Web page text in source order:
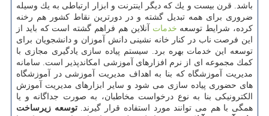
باشد. قرن بیست و یك كه دیگر اینترنت و ابزار ارتباطی به یك وسیله
ضروری برای همه تبدیل گشته و در دورترین نقاط كشور هم رخنه
كرده، شرایط توسعه خدمات آنلاین هم فراهم گشته است كه باید از
این فرصت ناب در كنار خانه نشینی دانش آموزان و دانشجویان برای
توسعه این خدمات بهره برد. سیستم پیاده سازی یادگیری مجازی با
كمك مجموعه ای از نرم افزارهای آموزشی امكاندپذیر است. سامانه
مدیریت آموزشگاه كه بنا به اهداف مدیریت آموزشی در آموزشگاه
های حضوری پیاده سازی می شود و سایر ابزارهای مدیریت آموزش
الكترونیكی بنا به نوع درخواست مخاطبان، به صورت جداگانه و یا
همگی با هم می توانند مورد استفاده قرار گیرند.توسعه زیرساخت